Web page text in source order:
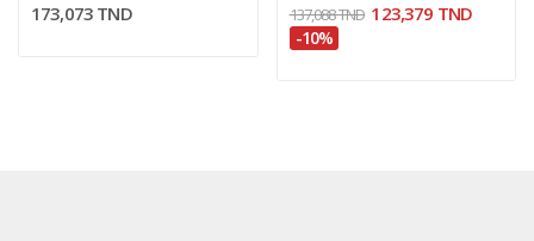
173,073 TND 137,088 TND 123,379 TND
-10%